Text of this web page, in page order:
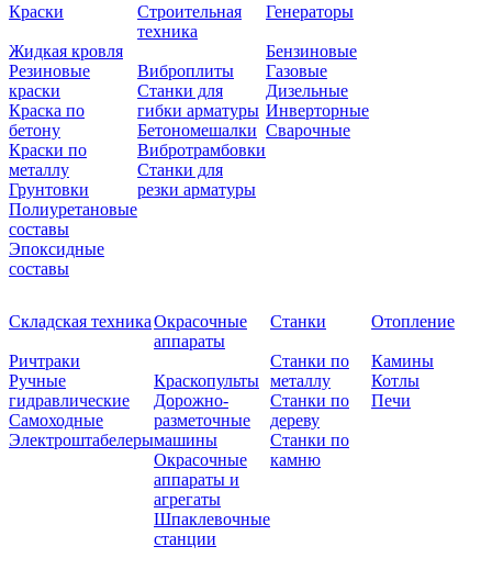
Краски
Жидкая кровля
Резиновые
краски
Краска по
бетону
Краски по
металлу
Грунтовки
Полиуретановые
составы
Эпоксидные
составы
Строительная
техника
Виброплиты
Станки для
гибки арматуры
Бетономешалки
Вибротрамбовки
Станки для
резки арматуры
Генераторы
Бензиновые
Газовые
Дизельные
Инверторные
Сварочные
Складская техника
Ричтраки
Ручные
гидравлические
Самоходные
Электроштабелеры
Окрасочные
аппараты
Краскопульты
Дорожно-
разметочные
машины
Окрасочные
аппараты и
агрегаты
Шпаклевочные
станции
Станки
Станки по
металлу
Станки по
дереву
Станки по
камню
Отопление
Камины
Котлы
Печи